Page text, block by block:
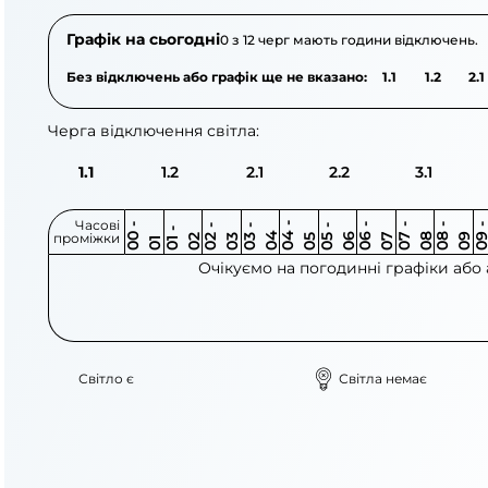
Графік на сьогодні0 з 12 черг мають години відключень.
Без відключень або графік ще не вказано: 1.1 1.2 2.1
Черга відключення світла:
1.1 1.2 2.1 2.2 3.1
Часові
проміжки 0
0
-
0 1 0
1
-
0 2 0 2
-
0 3 0 3
-
0 4 0 4
-
0 5 0 5
-
0 6 0 6
-
0 7 0 7
-
0 8 0 8
-
0 9 0
9
-
1
Очікуємо на погодинні графіки
Світло є Світла немає